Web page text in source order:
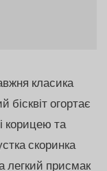
класика
бісквіт огортає
корицею та
скоринка
легкий присмак